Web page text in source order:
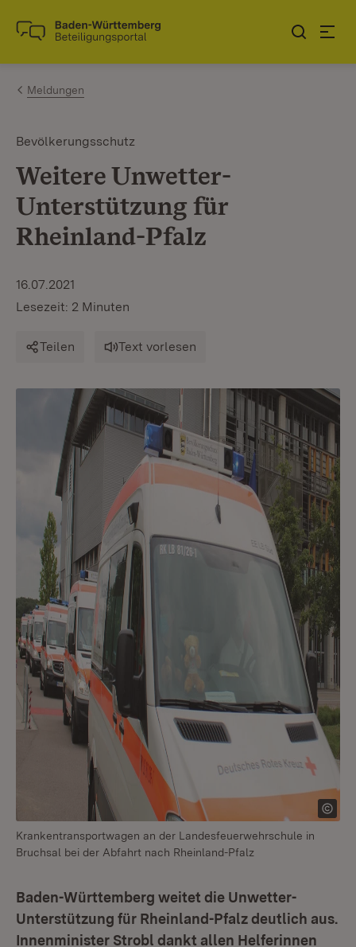
Zum Inhalt springen
Link zur Startseite
Meldungen
Bevölkerungsschutz
Weitere Unwetter-
Unterstützung für
Rheinland-Pfalz
16.07.2021
Lesezeit: 2 Minuten
Teilen Text vorlesen
Krankentransportwagen an der Landesfeuerwehrschule in
Bruchsal bei der Abfahrt nach Rheinland-Pfalz
Baden-Württemberg weitet die Unwetter-
Unterstützung für Rheinland-Pfalz deutlich aus.
Innenminister Strobl dankt allen Helferinnen